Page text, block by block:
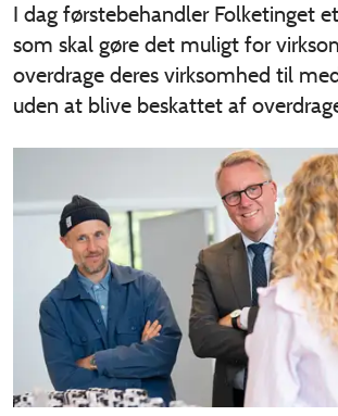
I dag førstebehandler Folketinget
som skal gøre det muligt for
overdrage deres virksomhed til
uden at blive beskattet af